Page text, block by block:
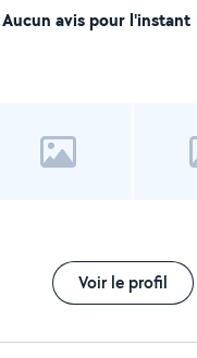
partenaire de confiance
panne, d'accident ou de
Bresse Ambérieu-en-
gratuit sous conditions
votre véhicule. Ouverture de porte Clés perdues ou
oubliées dans la voiture ?
rapide : Arrivée
Aucun avis pour l'instant
Voir le profil